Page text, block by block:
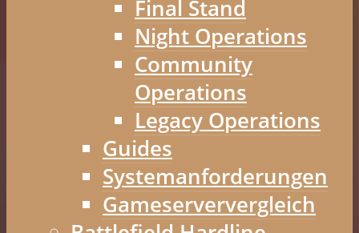
Final Stand
Night Operations
Community
Operations
Legacy Operations
Guides
Systemanforderungen
Gameserververgleich